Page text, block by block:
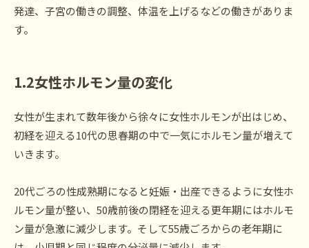
発達、子宮の働きの調整、体温を上げるなどの働きがありま
す。
1.2女性ホルモン量の変化
女性が生まれて数年後から徐々に女性ホルモンが出はじめ、
初経を迎える10代の思春期の中で一気にホルモン量が増えて
いきます。
20代ごろの性成熟期になると妊娠・出産できるように女性ホ
ルモン量が整い、50歳前後の閉経を迎える更年期にはホルモ
ン量が急激に減少します。そして55歳ごろからの老年期に